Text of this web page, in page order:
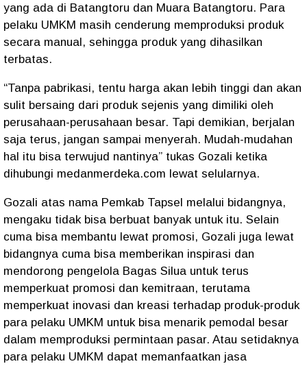
yang ada di Batangtoru dan Muara Batangtoru. Para
pelaku UMKM masih cenderung memproduksi produk
secara manual, sehingga produk yang dihasilkan
terbatas.
“Tanpa pabrikasi, tentu harga akan lebih tinggi dan akan
sulit bersaing dari produk sejenis yang dimiliki oleh
perusahaan-perusahaan besar. Tapi demikian, berjalan
saja terus, jangan sampai menyerah. Mudah-mudahan
hal itu bisa terwujud nantinya” tukas Gozali ketika
dihubungi medanmerdeka.com lewat selularnya.
Gozali atas nama Pemkab Tapsel melalui bidangnya,
mengaku tidak bisa berbuat banyak untuk itu. Selain
cuma bisa membantu lewat promosi, Gozali juga lewat
bidangnya cuma bisa memberikan inspirasi dan
mendorong pengelola Bagas Silua untuk terus
memperkuat promosi dan kemitraan, terutama
memperkuat inovasi dan kreasi terhadap produk-produk
para pelaku UMKM untuk bisa menarik pemodal besar
dalam memproduksi permintaan pasar. Atau setidaknya
para pelaku UMKM dapat memanfaatkan jasa